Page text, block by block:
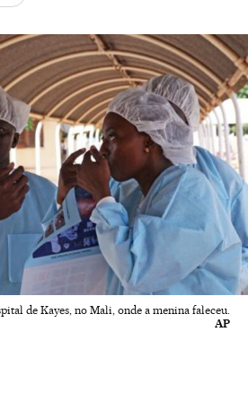
de Kayes, no Mali, onde a menina faleceu.
AP